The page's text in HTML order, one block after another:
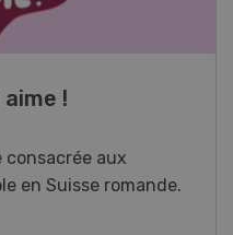
songez à le faire?
nécessaire. Si